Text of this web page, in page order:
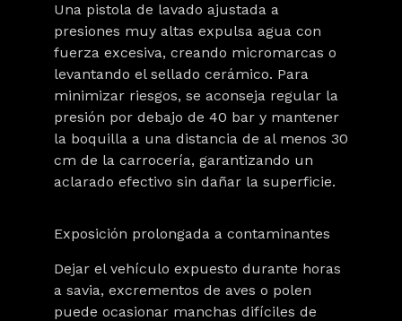
Una pistola de lavado ajustada a
presiones muy altas expulsa agua con
fuerza excesiva, creando micromarcas o
levantando el sellado cerámico. Para
minimizar riesgos, se aconseja regular la
presión por debajo de 40 bar y mantener
la boquilla a una distancia de al menos 30
cm de la carrocería, garantizando un
aclarado efectivo sin dañar la superficie.
Exposición prolongada a contaminantes
Dejar el vehículo expuesto durante horas
a savia, excrementos de aves o polen
puede ocasionar manchas difíciles de